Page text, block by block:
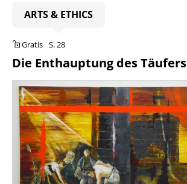
ARTS & ETHICS
Gratis S. 28
Die Enthauptung des Täufers